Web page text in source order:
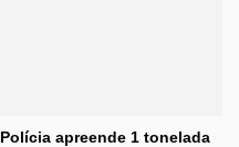
Polícia apreende 1 tonelada